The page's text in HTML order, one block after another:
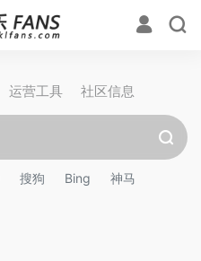
运营工具 社区信息
搜狗 Bing 神马